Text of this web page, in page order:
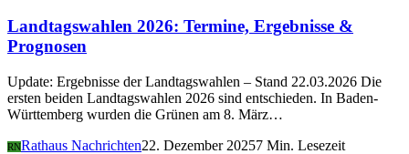
Landtagswahlen 2026: Termine, Ergebnisse &
Prognosen
Update: Ergebnisse der Landtagswahlen – Stand 22.03.2026 Die
ersten beiden Landtagswahlen 2026 sind entschieden. In Baden-
Württemberg wurden die Grünen am 8. März…
RNRathaus Nachrichten22. Dezember 20257 Min. Lesezeit